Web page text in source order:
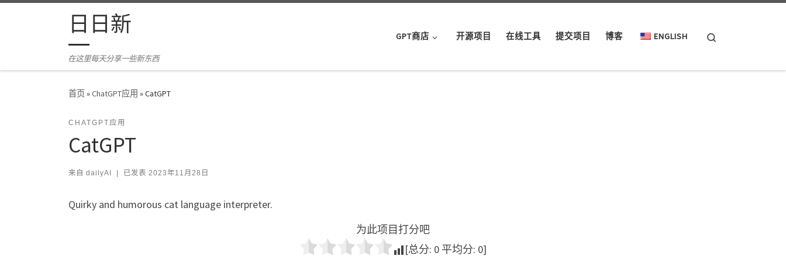
Skip to content日日新
在这里每天分享一些新东西
GPT商店 开源项目 在线工具 提交项目 博客 ENGLISH
首页»ChatGPT应用 »CatGPT
CHATGPT应用
CatGPT
来自 dailyAI 已发表 2023年11月28日
Quirky and humorous cat language interpreter.
为此项目打分吧
[总分: 0 平均分: 0]